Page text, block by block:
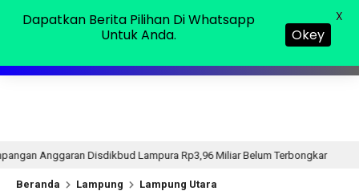
Lampura Rp3,96 Miliar Belum Terbongkar 11 jam lalu Danrem
Beranda Lampung Lampung Utara
Dapatkan Berita Pilihan Di Whatsapp
Untuk Anda.
Okey
X